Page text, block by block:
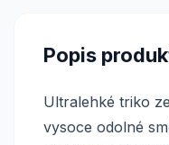
Popis
Ultralehké triko
vysoce odolné